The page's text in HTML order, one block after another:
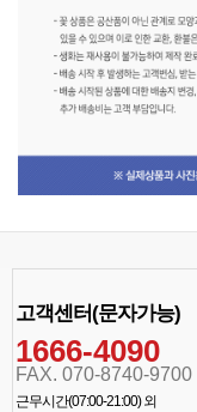
고객센터(문자가능)
1666-4090
FAX. 070-8740-9700
근무시간(07:00-21:00) 외